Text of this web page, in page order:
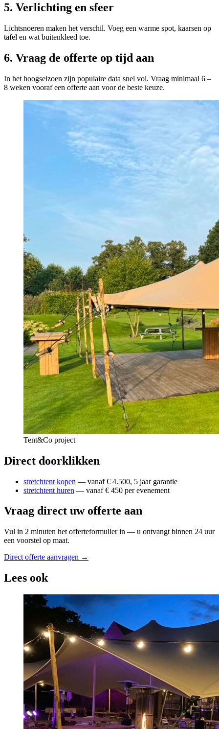
5. Verlichting en sfeer
Lichtsnoeren maken het verschil. Voeg een warme spot, kaarsen op
tafel en wat buitenkleed toe.
6. Vraag de offerte op tijd aan
In het hoogseizoen zijn populaire data snel vol. Vraag minimaal 6 –
8 weken vooraf een offerte aan voor de beste keuze.
Tent&Co project
Direct doorklikken
stretchtent kopen — vanaf € 4.500, 5 jaar garantie
stretchtent huren — vanaf € 450 per evenement
Vraag direct uw offerte aan
Vul in 2 minuten het offerteformulier in — u ontvangt binnen 24 uur
een voorstel op maat.
Direct offerte aanvragen →
Lees ook